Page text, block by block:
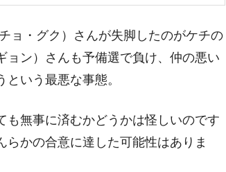
年竣工と公示
』車は売れている。6カ月で対前年同期比
ョ・グク）さんが失脚したのがケチの
ン）さんも予備選で負け、仲の悪い
いう最悪な事態。
無事に済むかどうかは怪しいのです
らかの合意に達した可能性はありま